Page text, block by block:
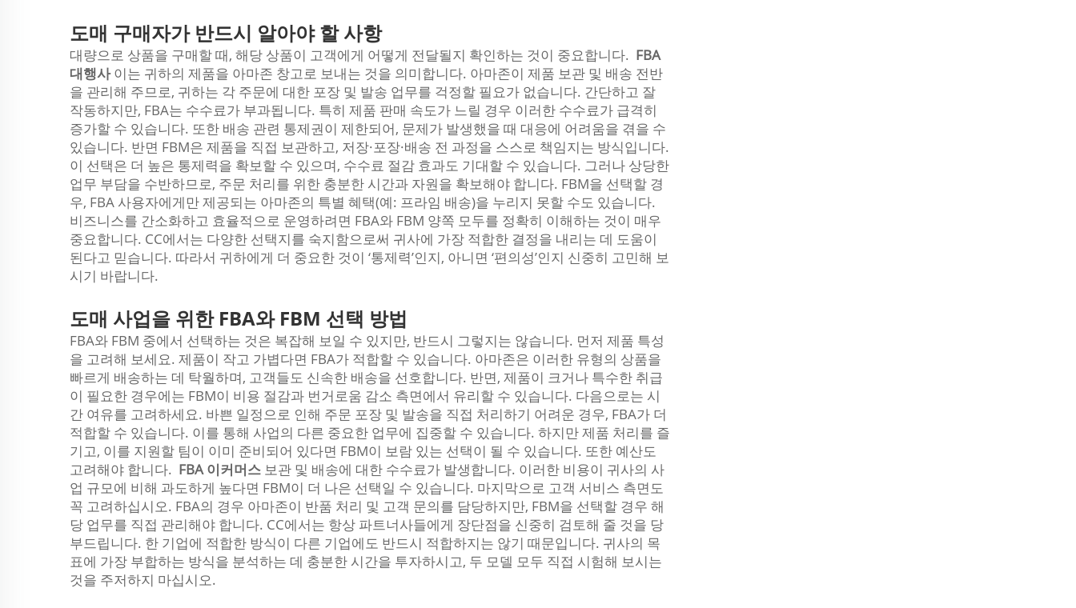
도매 구매자가 반드시 알아야 할 사항
대량으로 상품을 구매할 때, 해당 상품이 고객에게 어떻게 전달될지 확인하는 것이 중요합니다. FBA
대행사이는 귀하의 제품을 아마존 창고로 보내는 것을 의미합니다. 아마존이 제품 보관 및 배송 전반
을 관리해 주므로, 귀하는 각 주문에 대한 포장 및 발송 업무를 걱정할 필요가 없습니다. 간단하고 잘
작동하지만, FBA는 수수료가 부과됩니다. 특히 제품 판매 속도가 느릴 경우 이러한 수수료가 급격히
증가할 수 있습니다. 또한 배송 관련 통제권이 제한되어, 문제가 발생했을 때 대응에 어려움을 겪을 수
있습니다. 반면 FBM은 제품을 직접 보관하고, 저장·포장·배송 전 과정을 스스로 책임지는 방식입니다.
이 선택은 더 높은 통제력을 확보할 수 있으며, 수수료 절감 효과도 기대할 수 있습니다. 그러나 상당한
업무 부담을 수반하므로, 주문 처리를 위한 충분한 시간과 자원을 확보해야 합니다. FBM을 선택할 경
우, FBA 사용자에게만 제공되는 아마존의 특별 혜택(예: 프라임 배송)을 누리지 못할 수도 있습니다.
비즈니스를 간소화하고 효율적으로 운영하려면 FBA와 FBM 양쪽 모두를 정확히 이해하는 것이 매우
중요합니다. CC에서는 다양한 선택지를 숙지함으로써 귀사에 가장 적합한 결정을 내리는 데 도움이
된다고 믿습니다. 따라서 귀하에게 더 중요한 것이 ‘통제력’인지, 아니면 ‘편의성’인지 신중히 고민해 보
시기 바랍니다.
도매 사업을 위한 FBA와 FBM 선택 방법
FBA와 FBM 중에서 선택하는 것은 복잡해 보일 수 있지만, 반드시 그렇지는 않습니다. 먼저 제품 특성
을 고려해 보세요. 제품이 작고 가볍다면 FBA가 적합할 수 있습니다. 아마존은 이러한 유형의 상품을
빠르게 배송하는 데 탁월하며, 고객들도 신속한 배송을 선호합니다. 반면, 제품이 크거나 특수한 취급
이 필요한 경우에는 FBM이 비용 절감과 번거로움 감소 측면에서 유리할 수 있습니다. 다음으로는 시
간 여유를 고려하세요. 바쁜 일정으로 인해 주문 포장 및 발송을 직접 처리하기 어려운 경우, FBA가 더
적합할 수 있습니다. 이를 통해 사업의 다른 중요한 업무에 집중할 수 있습니다. 하지만 제품 처리를 즐
기고, 이를 지원할 팀이 이미 준비되어 있다면 FBM이 보람 있는 선택이 될 수 있습니다. 또한 예산도
고려해야 합니다. FBA 이커머스 보관 및 배송에 대한 수수료가 발생합니다. 이러한 비용이 귀사의 사
업 규모에 비해 과도하게 높다면 FBM이 더 나은 선택일 수 있습니다. 마지막으로 고객 서비스 측면도
꼭 고려하십시오. FBA의 경우 아마존이 반품 처리 및 고객 문의를 담당하지만, FBM을 선택할 경우 해
당 업무를 직접 관리해야 합니다. CC에서는 항상 파트너사들에게 장단점을 신중히 검토해 줄 것을 당
부드립니다. 한 기업에 적합한 방식이 다른 기업에도 반드시 적합하지는 않기 때문입니다. 귀사의 목
표에 가장 부합하는 방식을 분석하는 데 충분한 시간을 투자하시고, 두 모델 모두 직접 시험해 보시는
것을 주저하지 마십시오.